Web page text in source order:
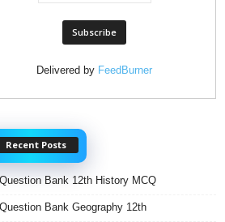
Delivered by FeedBurner
Recent Posts
Bank 12th History MCQ
Bank Geography 12th